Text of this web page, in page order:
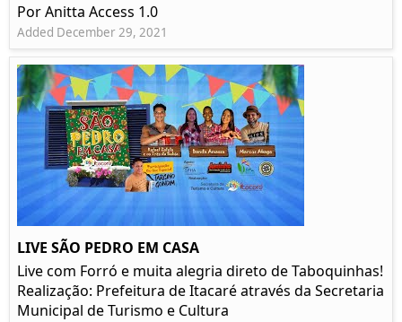
Por Anitta Access 1.0
Added December 29, 2021
LIVE SÃO PEDRO EM CASA
Live com Forró e muita alegria direto de Taboquinhas!
Realização: Prefeitura de Itacaré através da Secretaria
Municipal de Turismo e Cultura